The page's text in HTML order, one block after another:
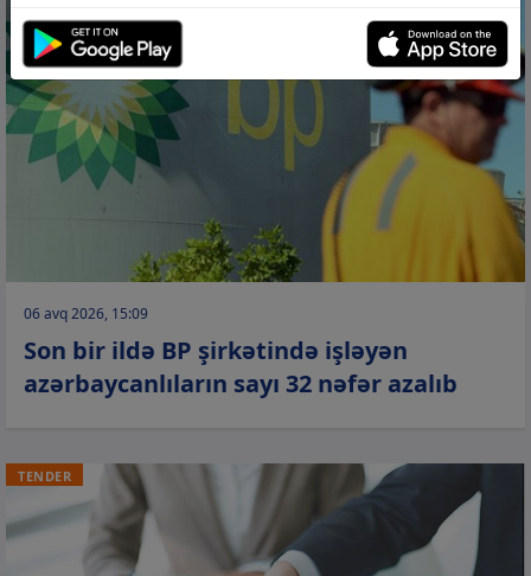
06 avq 2026, 15:09
Son bir ildə BP şirkətində işləyən
azərbaycanlıların sayı 32 nəfər azalıb
TENDER